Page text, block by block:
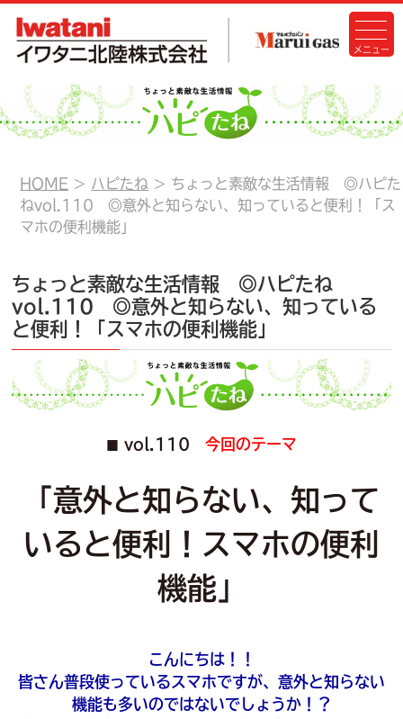
HOME ハピたね
ちょっと素敵な生活情報 ◎ハピた
ねvol.110 ◎意外と知らない、知っていると便利！「ス
マホの便利機能」
ちょっと素敵な生活情報 ◎ハピたね
vol.110 ◎意外と知らない、知っている
と便利！「スマホの便利機能」
vol.110 今回のテーマ
「意外と知らない、知って
いると便利！スマホの便利
機能」
こんにちは！！
皆さん普段使っているスマホですが、意外と知らない
機能も多いのではないでしょうか！？